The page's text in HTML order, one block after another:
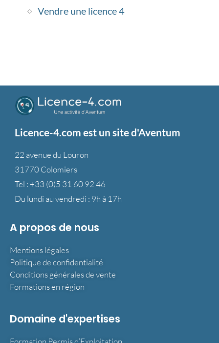
Vendre une licence 4
Licence-4.com est un site d'Aventum
22 avenue du Louron
31770 Colomiers
Tel : +33 (0)5 31 60 92 46
Du lundi au vendredi : 9h à 17h
A propos de nous
Mentions légales
Politique de confidentialité
Conditions générales de vente
Formations en région
Domaine d'expertises